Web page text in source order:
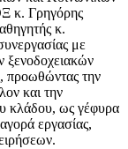
κ. Γρηγόρης
κ.
με
ξενοδοχειακών
προωθώντας την
και την
κλάδου, ως γέφυρα
εργασίας,